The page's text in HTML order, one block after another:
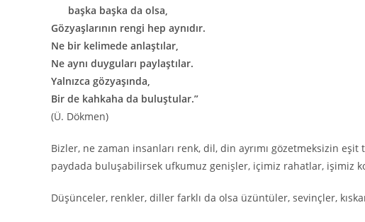
başka başka da olsa,
Gözyaşlarının rengi hep aynıdır.
Ne bir kelimede anlaştılar,
Ne aynı duyguları paylaştılar.
Yalnızca gözyaşında,
Bir de kahkaha da buluştular.”
(Ü. Dökmen)
Bizler, ne zaman insanları renk, dil, din ayrımı gözetmeksizin
paydada buluşabilirsek ufkumuz genişler, içimiz rahatlar, işimiz
Düşünceler, renkler, diller farklı da olsa üzüntüler, sevinçler,